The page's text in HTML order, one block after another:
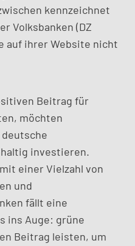
kennzeichnet
Volksbanken (DZ
auf ihrer Website nicht
Beitrag für
möchten
investieren.
einer Vielzahl von
und
fällt eine
ins Auge: grüne
Beitrag leisten, um